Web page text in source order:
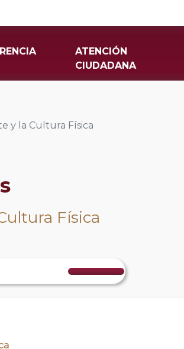
ATENCIÓN
CIUDADANA
y la Cultura Física
Física